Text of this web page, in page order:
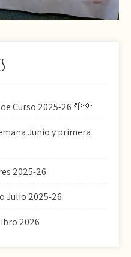
Curso 2025-26 🌴🌺
Junio y primera
2025-26
Julio 2025-26
2026